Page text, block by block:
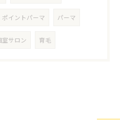
ポイントパーマ パーマ
室サロン 育毛